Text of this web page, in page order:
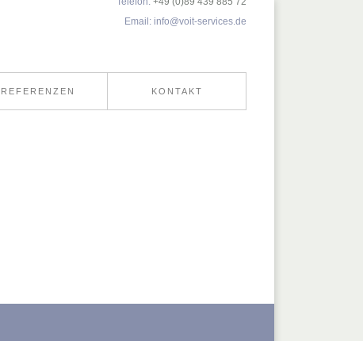
Email: info@voit-services.de
REFERENZEN KONTAKT